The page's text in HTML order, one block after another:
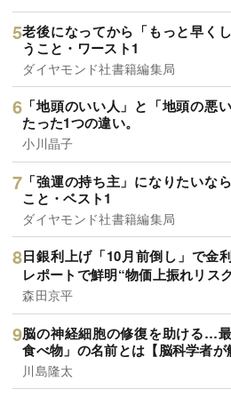
老後になってから「もっと早く
うこと・ワースト1
ダイヤモンド社書籍編集局
「地頭のいい人」と「地頭の悪
たった1つの違い。
小川晶子
「強運の持ち主」になりたいな
こと・ベスト1
ダイヤモンド社書籍編集局
日銀利上げ「10月前倒し」で金
レポートで鮮明“物価上振れリス
森田京平
脳の神経細胞の修復を助ける…
食べ物」の名前とは【脳科学者が
川島隆太